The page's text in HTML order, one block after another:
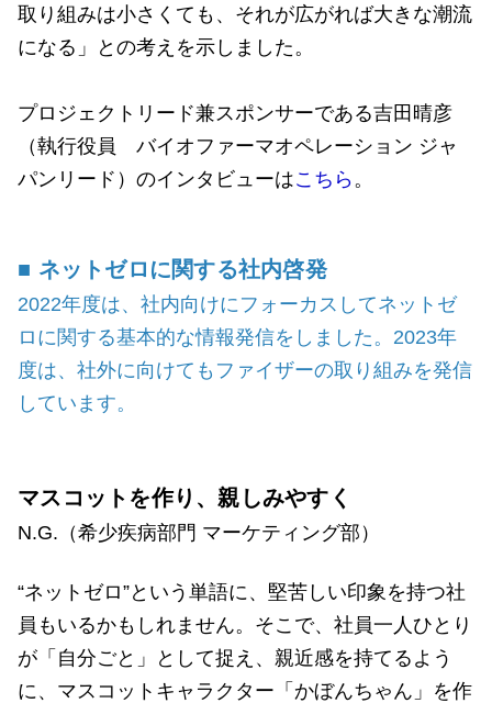
取り組みは小さくても、それが広がれば大きな潮流
になる」との考えを示しました。
プロジェクトリード兼スポンサーである吉田晴彦
（執行役員 バイオファーマオペレーション ジャ
パンリード）のインタビューはこちら。
■ ネットゼロに関する社内啓発
2022年度は、社内向けにフォーカスしてネットゼ
ロに関する基本的な情報発信をしました。2023年
度は、社外に向けてもファイザーの取り組みを発信
しています。
マスコットを作り、親しみやすく
N.G.（希少疾病部門 マーケティング部）
“ネットゼロ”という単語に、堅苦しい印象を持つ社
員もいるかもしれません。そこで、社員一人ひとり
が「自分ごと」として捉え、親近感を持てるよう
に、マスコットキャラクター「かぼんちゃん」を作